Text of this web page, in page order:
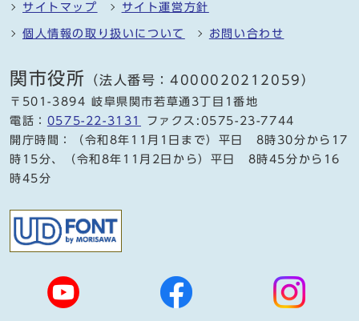
サイトマップ サイト運営方針
個人情報の取り扱いについて お問い合わせ
関市役所 （法人番号：4000020212059）
〒501-3894 岐阜県関市若草通3丁目1番地
電話： 0575-22-3131
ファクス:0575-23-7744
開庁時間：（令和8年11月1日まで）平日 8時30分から17
時15分、（令和8年11月2日から）平日 8時45分から16
時45分